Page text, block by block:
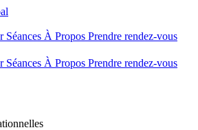
Séances À Propos Prendre rendez-vous
Séances À Propos Prendre rendez-vous